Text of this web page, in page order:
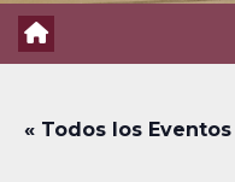
« Todos los Eventos